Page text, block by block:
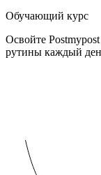
Обучающий курс
Освойте
рутины каждый